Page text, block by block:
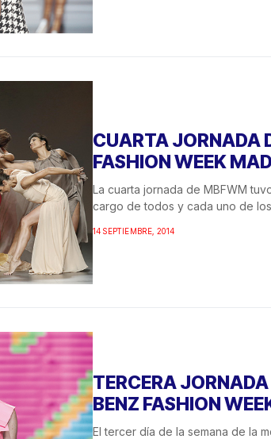
CUARTA JORNADA
FASHION WEEK
La cuarta jornada de MBFWM
cargo de todos y cada uno de
14 SEPTIEMBRE, 2014
TERCERA
BENZ FASHION
El tercer día de la semana de la